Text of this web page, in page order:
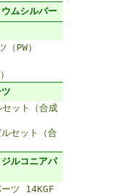
ムシルバー
PW）
ット（合成
セット（合
ルコニアパ
ツ 14KGF